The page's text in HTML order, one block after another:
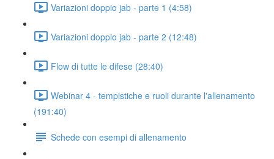
Variazioni doppio jab - parte 1 (4:58)
Variazioni doppio jab - parte 2 (12:48)
Flow di tutte le difese (28:40)
Webinar 4 - tempistiche e ruoli durante l'allenamento
(191:40)
Schede con esempi di allenamento